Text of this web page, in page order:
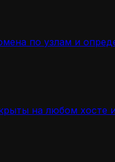
по узлам и
на любом